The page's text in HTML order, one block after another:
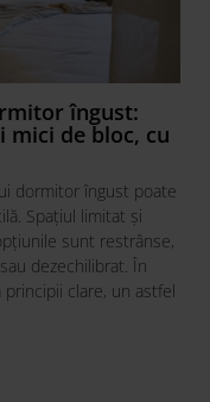
îngust:
de bloc, cu
dormitor îngust poate
Spațiul limitat și
sunt restrânse,
dezechilibrat. În
clare, un astfel